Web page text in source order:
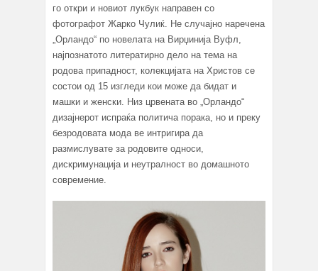
го откри и новиот лукбук направен со
фотографот Жарко Чулиќ. Не случајно наречена
„Орландо“ по новелата на Вирџинија Вуфл,
најпознатото литератирно дело на тема на
родова припадност, колекцијата на Христов се
состои од 15 изгледи кои може да бидат и
машки и женски. Низ црвената во „Орландо“
дизајнерот испраќа политича порака, но и преку
безродовата мода ве интригира да
размислувате за родовите односи,
дискримунација и неутралност во домашното
современие.